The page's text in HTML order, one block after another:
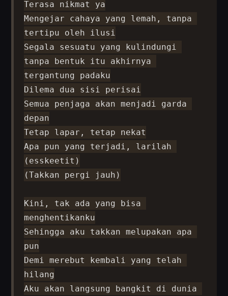
Terasa nikmat ya
Mengejar cahaya yang lemah, tanpa
tertipu oleh ilusi
Segala sesuatu yang kulindungi
tanpa bentuk itu akhirnya
tergantung padaku
Dilema dua sisi perisai
Semua penjaga akan menjadi garda
depan
Tetap lapar, tetap nekat
Apa pun yang terjadi, larilah
(esskeetit)
(Takkan pergi jauh)
Kini, tak ada yang bisa
menghentikanku
Sehingga aku takkan melupakan apa
pun
Demi merebut kembali yang telah
hilang
Aku akan langsung bangkit di dunia